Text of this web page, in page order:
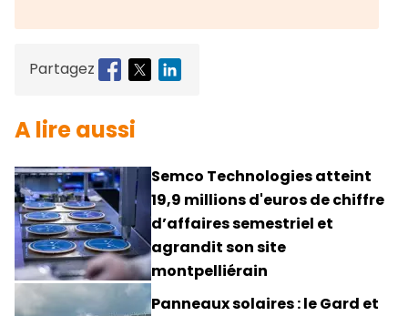
Partagez
A lire aussi
Semco Technologies atteint
19,9 millions d'euros de chiffre
d’affaires semestriel et
agrandit son site
montpelliérain
Panneaux solaires : le Gard et